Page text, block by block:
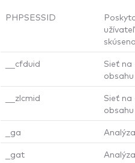
PHPSESSID
__cfduid
Sieť na
obsahu
__zlcmid
Sieť na
obsahu
_ga
_gat